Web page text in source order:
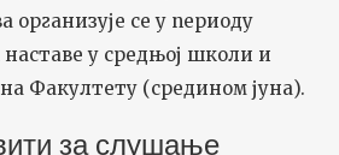
организује се у периоду
у средњој школи и
Факултету (средином јуна).
за слушање